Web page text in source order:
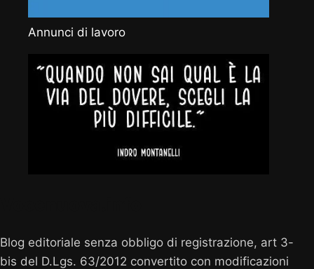
Annunci di lavoro
Blog editoriale senza obbligo di registrazione, art 3-
bis del D.Lgs. 63/2012 convertito con modificazioni